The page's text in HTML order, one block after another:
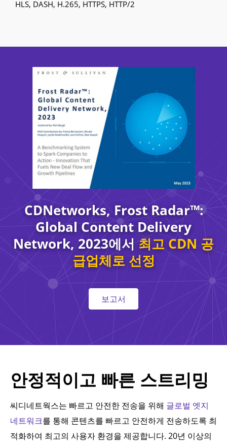
HLS, DASH, H.265, HTTPS, HTTP/2
CDNetworks, Frost Radar™:
Global Content Delivery
Network, 2023에서최고 CDN 공
급업체로 선정
보고서
안정적이고 빠른 스트리밍
씨디네트웍스는 빠르고 안전한 전송을 위해 글로벌 엣지
네트워크를 통해 콘텐츠를 빠르고 안전하게 전송하도록 최
적화하여 최고의 사용자 환경을 제공합니다. 20년 이상의